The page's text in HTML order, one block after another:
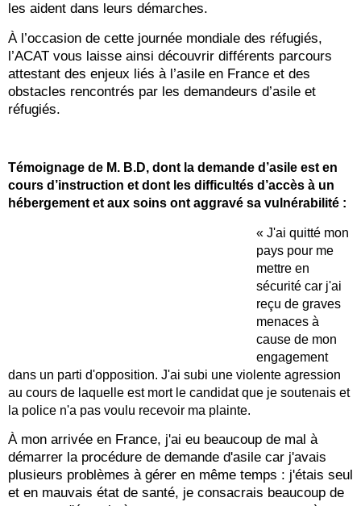
les aident dans leurs démarches.
À l’occasion de cette journée mondiale des réfugiés,
l’ACAT vous laisse ainsi découvrir différents parcours
attestant des enjeux liés à l’asile en France et des
obstacles rencontrés par les demandeurs d’asile et
réfugiés.
Témoignage de M. B.D, dont la demande d’asile est en
cours d’instruction et dont les difficultés d’accès à un
hébergement et aux soins ont aggravé sa vulnérabilité :
« J'ai quitté mon
pays pour me
mettre en
sécurité car j'ai
reçu de graves
menaces à
cause de mon
engagement
dans un parti d'opposition. J'ai subi une violente agression
au cours de laquelle est mort le candidat que je soutenais et
la police n'a pas voulu recevoir ma plainte.
À mon arrivée en France, j'ai eu beaucoup de mal à
démarrer la procédure de demande d'asile car j'avais
plusieurs problèmes à gérer en même temps : j'étais seul
et en mauvais état de santé, je consacrais beaucoup de